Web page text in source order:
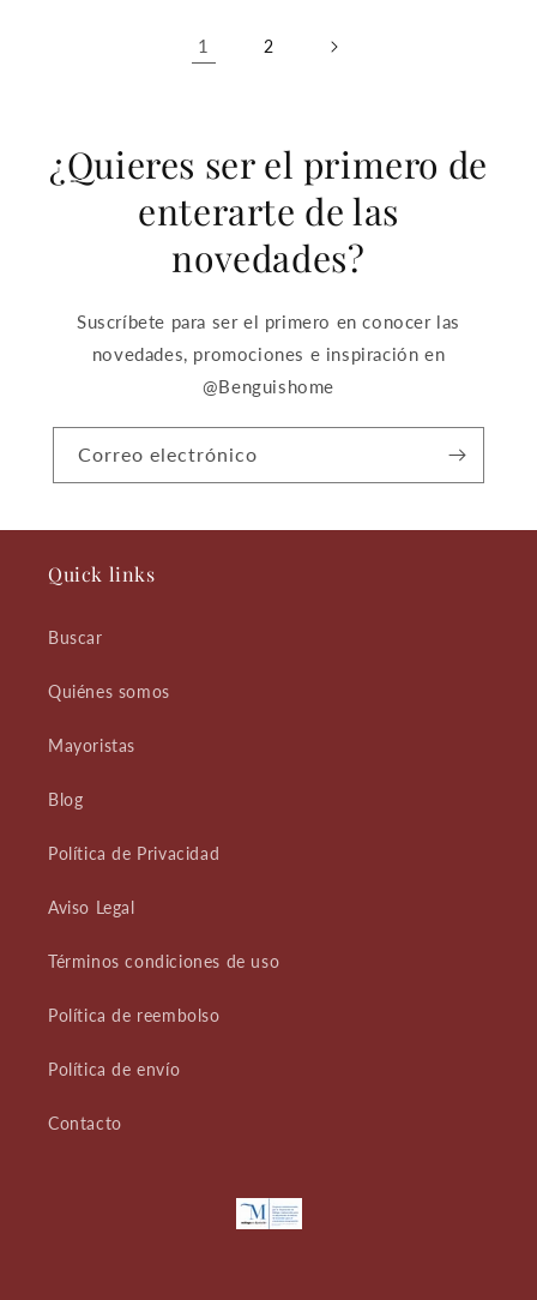
1 2
¿Quieres ser el primero de
enterarte de las
novedades?
Suscríbete para ser el primero en conocer las
novedades, promociones e inspiración en
@Benguishome
Correo electrónico
Quick links
Buscar
Quiénes somos
Mayoristas
Blog
Política de Privacidad
Aviso Legal
Términos condiciones de uso
Política de reembolso
Política de envío
Contacto